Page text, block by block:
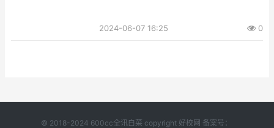
2024-06-07 16:25 0
© 2018-2024 600cc全讯白菜 copyright 好校网 备案号：